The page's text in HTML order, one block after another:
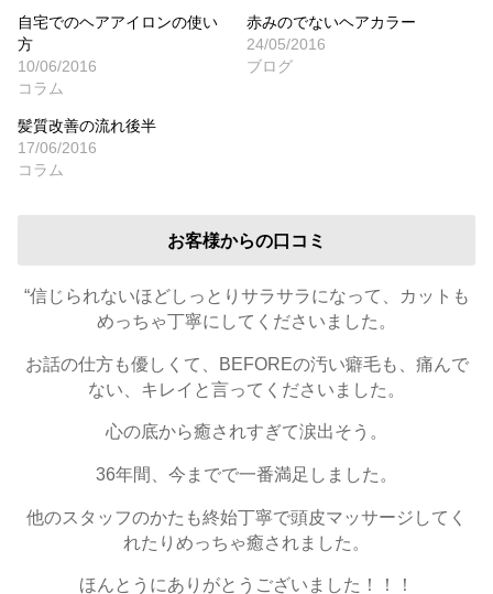
自宅でのヘアアイロンの使い
方
10/06/2016
コラム
赤みのでないヘアカラー
24/05/2016
ブログ
髪質改善の流れ後半
17/06/2016
コラム
お客様からの口コミ
“信じられないほどしっとりサラサラになって、カットも
めっちゃ丁寧にしてくださいました。
お話の仕方も優しくて、BEFOREの汚い癖毛も、痛んで
ない、キレイと言ってくださいました。
心の底から癒されすぎて涙出そう。
36年間、今までで一番満足しました。
他のスタッフのかたも終始丁寧で頭皮マッサージしてく
れたりめっちゃ癒されました。
ほんとうにありがとうございました！！！